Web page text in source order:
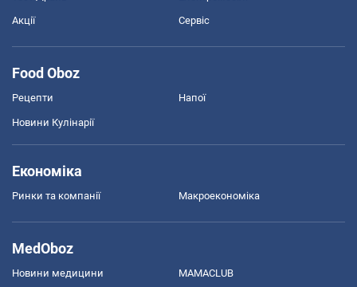
Акції Сервіс
Food Oboz
Рецепти Напої
Новини Кулінарії
Економіка
Ринки та компанії Макроекономіка
MedOboz
Новини медицини MAMACLUB